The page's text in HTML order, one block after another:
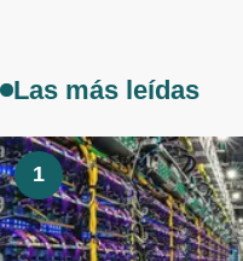
Las más leídas
1